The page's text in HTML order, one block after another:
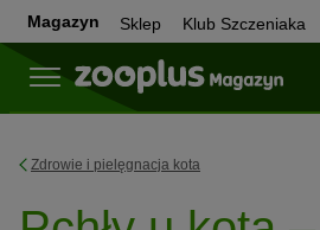
Magazyn Sklep Klub Szczeniaka
Zdrowie i pielęgnacja kota